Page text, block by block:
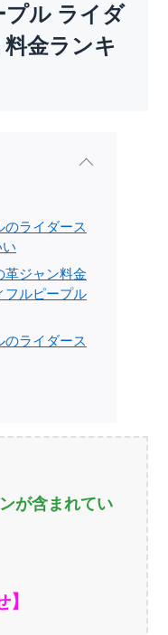
プル ライダ
金ランキ
のライダース
革ジャン料金
フルピープル
のライダース
が含まれてい